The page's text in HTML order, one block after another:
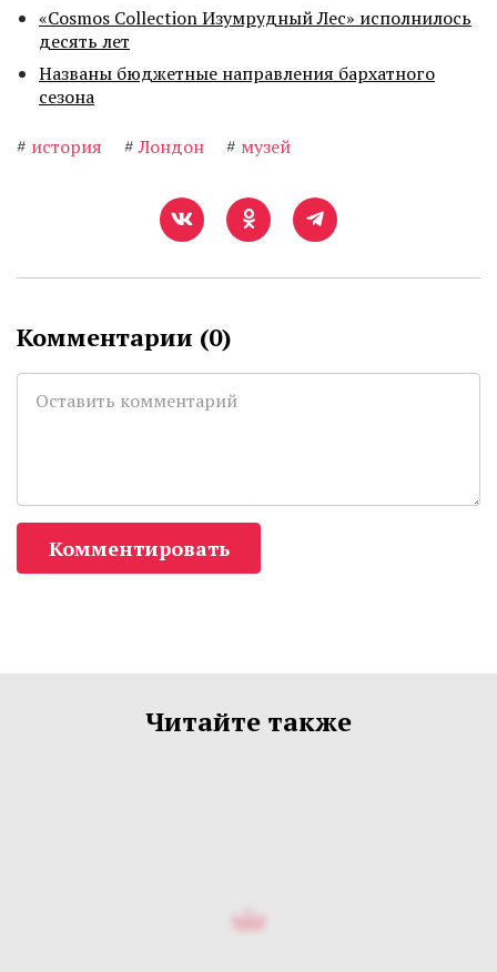
«Cosmos Collection Изумрудный Лес» исполнилось
десять лет
Названы бюджетные направления бархатного
сезона
# история # Лондон # музей
Комментарии (0)
Комментировать
Читайте также